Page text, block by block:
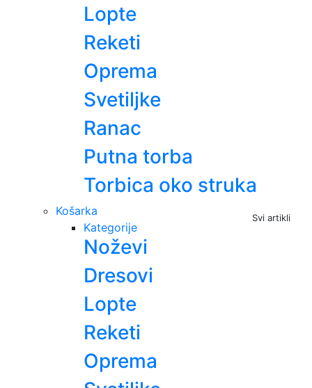
Lopte
Reketi
Oprema
Svetiljke
Ranac
Putna torba
Torbica oko struka
Svi artikli
Košarka
Kategorije
Noževi
Dresovi
Lopte
Reketi
Oprema